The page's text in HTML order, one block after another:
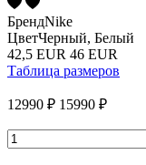
БрендNike
ЦветЧерный, Белый
42,5 EUR 46 EUR
Таблица размеров
12990 ₽ 15990 ₽